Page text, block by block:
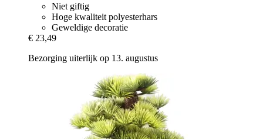
Niet giftig
Hoge kwaliteit polyesterhars
Geweldige decoratie
€ 23,49
Bezorging uiterlijk op 13. augustus